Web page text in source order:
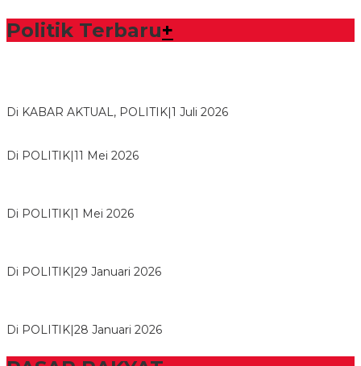
Politik Terbaru+
Di KABAR AKTUAL, POLITIK|1 Juli 2026
Di POLITIK|11 Mei 2026
Di POLITIK|1 Mei 2026
Di POLITIK|29 Januari 2026
Di POLITIK|28 Januari 2026